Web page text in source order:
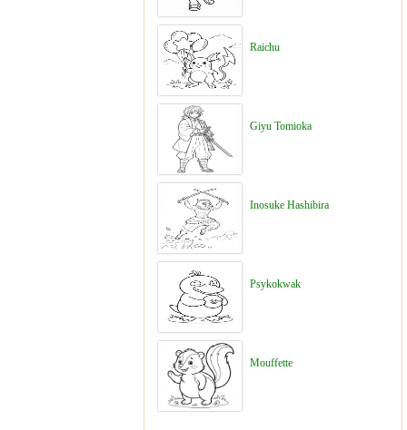
Raichu
Giyu Tomioka
Inosuke Hashibira
Psykokwak
Mouffette